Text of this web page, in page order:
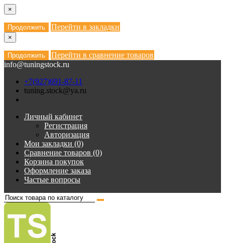
×
Продолжить Перейти в закладки
×
Продолжить
Перейти в сравнение товаров
info@tuningstock.ru
+7(927)691-87-11
tuning.stock@ya.ru
Личный кабинет
Регистрация
Авторизация
Мои закладки (0)
Сравнение товаров (0)
Корзина покупок
Оформление заказа
Частые вопросы